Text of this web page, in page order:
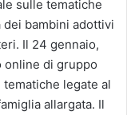
sulle tematiche
dei bambini adottivi
Il 24 gennaio,
online di gruppo
legate al
allargata. Il